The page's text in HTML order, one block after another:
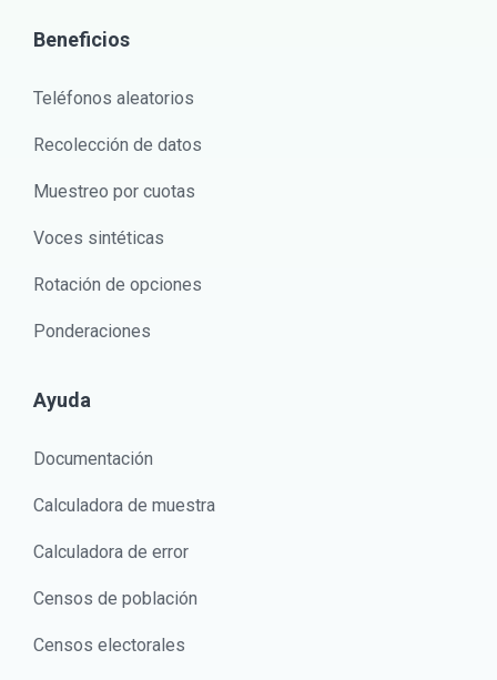
Beneficios
Teléfonos aleatorios
Recolección de datos
Muestreo por cuotas
Voces sintéticas
Rotación de opciones
Ponderaciones
Ayuda
Documentación
Calculadora de muestra
Calculadora de error
Censos de población
Censos electorales